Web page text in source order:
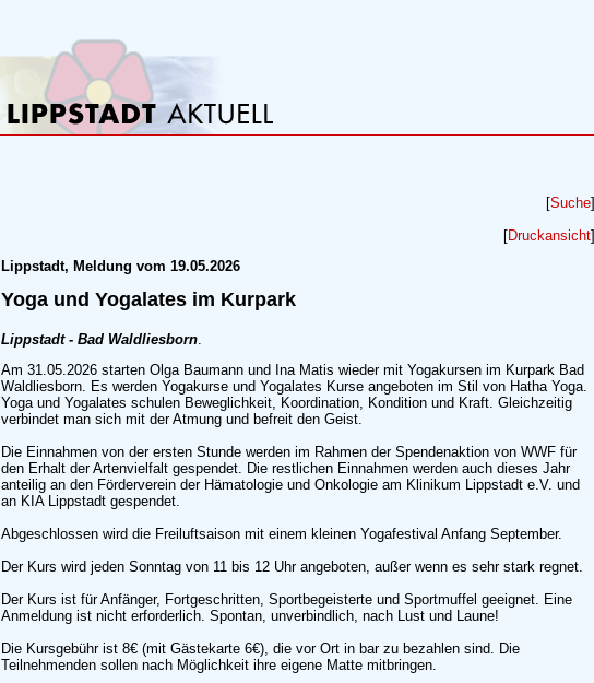
[Suche]
[Druckansicht]
Lippstadt, Meldung vom 19.05.2026
Yoga und Yogalates im Kurpark
Lippstadt - Bad Waldliesborn.
Am 31.05.2026 starten Olga Baumann und Ina Matis wieder mit Yogakursen im Kurpark Bad
Waldliesborn. Es werden Yogakurse und Yogalates Kurse angeboten im Stil von Hatha Yoga.
Yoga und Yogalates schulen Beweglichkeit, Koordination, Kondition und Kraft. Gleichzeitig
verbindet man sich mit der Atmung und befreit den Geist.
Die Einnahmen von der ersten Stunde werden im Rahmen der Spendenaktion von WWF für
den Erhalt der Artenvielfalt gespendet. Die restlichen Einnahmen werden auch dieses Jahr
anteilig an den Förderverein der Hämatologie und Onkologie am Klinikum Lippstadt e.V. und
an KIA Lippstadt gespendet.
Abgeschlossen wird die Freiluftsaison mit einem kleinen Yogafestival Anfang September.
Der Kurs wird jeden Sonntag von 11 bis 12 Uhr angeboten, außer wenn es sehr stark regnet.
Der Kurs ist für Anfänger, Fortgeschritten, Sportbegeisterte und Sportmuffel geeignet. Eine
Anmeldung ist nicht erforderlich. Spontan, unverbindlich, nach Lust und Laune!
Die Kursgebühr ist 8€ (mit Gästekarte 6€), die vor Ort in bar zu bezahlen sind. Die
Teilnehmenden sollen nach Möglichkeit ihre eigene Matte mitbringen.